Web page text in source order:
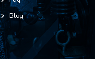
Blog